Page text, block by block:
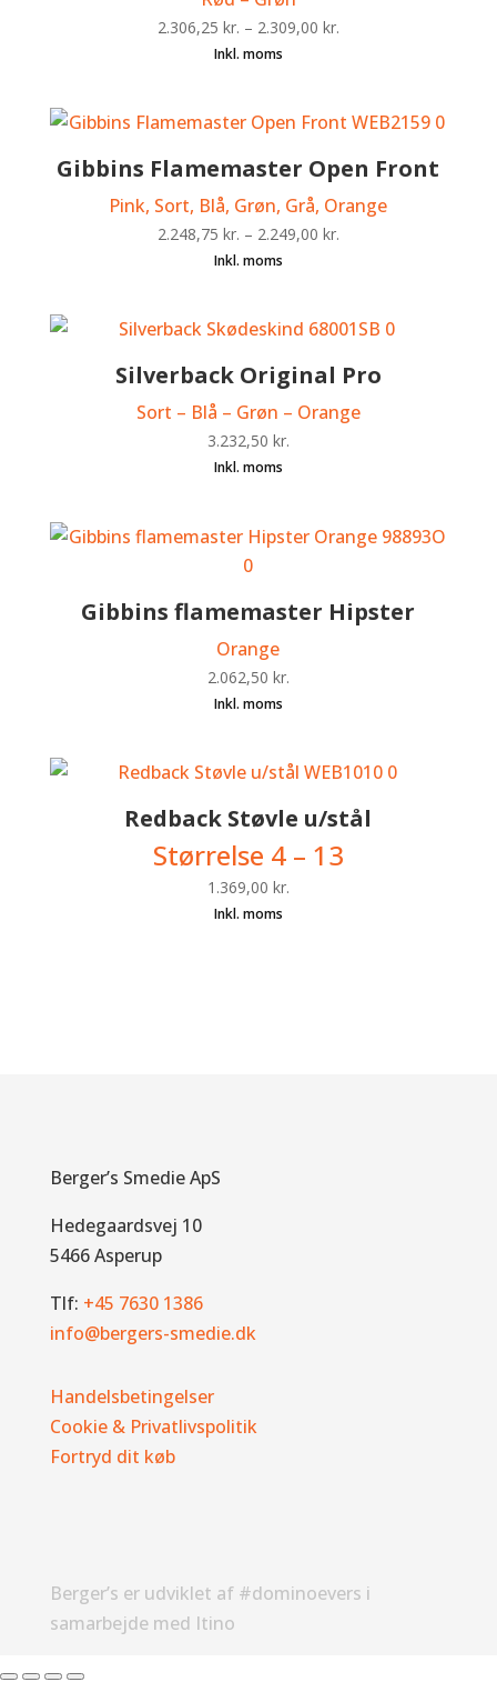
2.306,25 kr. – 2.309,00 kr.
Gibbins Flamemaster Open Front
Pink, Sort, Blå, Grøn, Grå, Orange
2.248,75 kr. – 2.249,00 kr.
Silverback Original Pro
Sort – Blå – Grøn – Orange
3.232,50 kr.
Gibbins flamemaster Hipster
Orange
2.062,50 kr.
Redback Støvle u/stål
Størrelse 4 – 13
1.369,00 kr.
Berger’s Smedie ApS
Hedegaardsvej 10
5466 Asperup
Tlf: +45 7630 1386
info@bergers-smedie.dk
Handelsbetingelser
Cookie & Privatlivspolitik
Fortryd dit køb
Berger’s er udviklet af #dominoevers i
samarbejde med Itino